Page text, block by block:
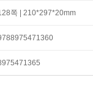
쪽 | 210*297*20mm